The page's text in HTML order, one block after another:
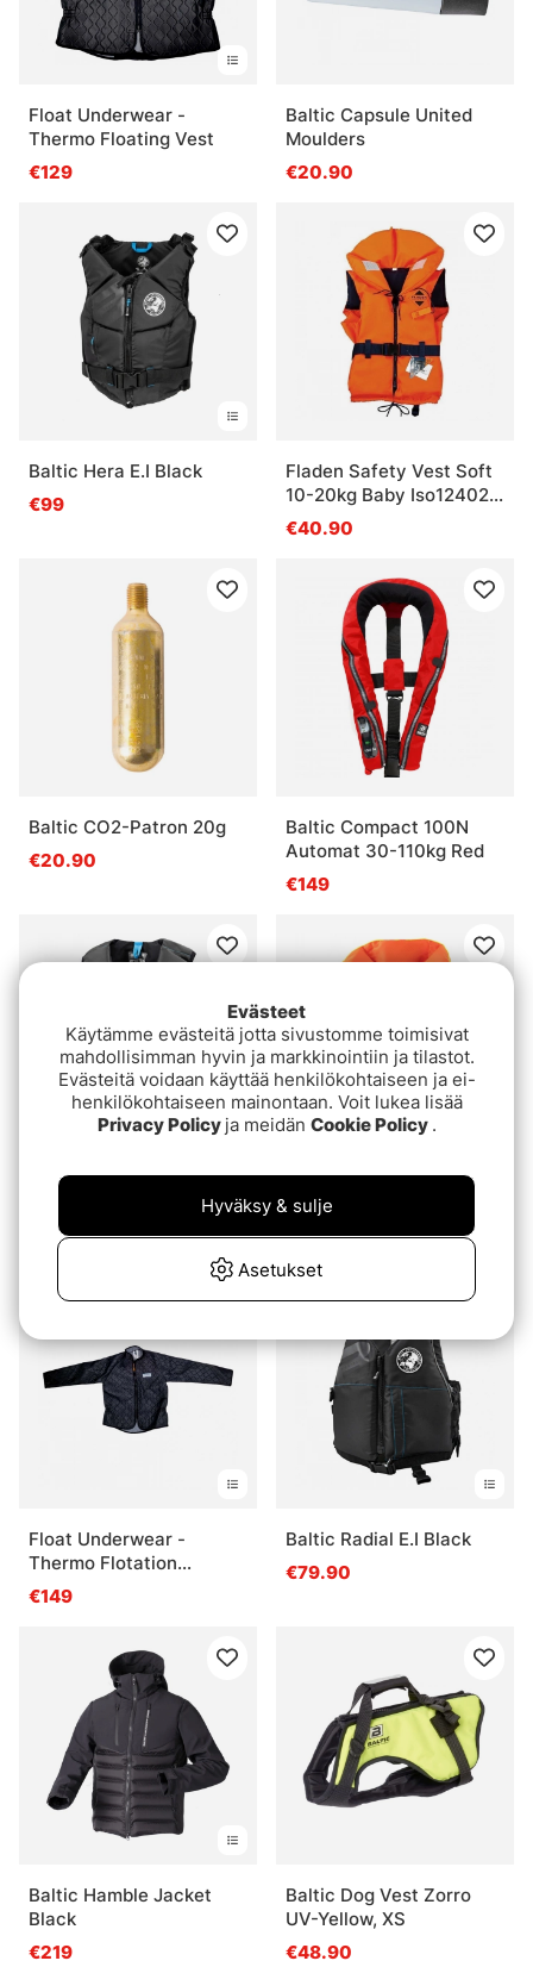
Float Underwear -
Thermo Floating Vest
€129
Baltic Capsule United
Moulders
€20.90
Baltic Hera E.I Black
€99
Fladen Safety Vest Soft
10-20kg Baby Iso12402-
4100N
€40.90
Baltic CO2-Patron 20g
€20.90
Baltic Compact 100N
Automat 30-110kg Red
€149
Baltic Mist E.I Black
Baltic Life Jacket Split
Front E.I Orange
€59.90
Float Underwear -
Thermo Flotation
Sweater
€149
Baltic Radial E.I Black
€79.90
Baltic Hamble Jacket
Black
€219
Baltic Dog Vest Zorro
UV-Yellow, XS
€48.90
Evästeet
Käytämme evästeitä jotta sivustomme toimisivat
mahdollisimman hyvin ja markkinointiin ja tilastot.
Evästeitä voidaan käyttää henkilökohtaiseen ja ei-
henkilökohtaiseen mainontaan. Voit lukea lisää
Privacy Policy ja meidän Cookie Policy .
Asetukset
Hyväksy & sulje